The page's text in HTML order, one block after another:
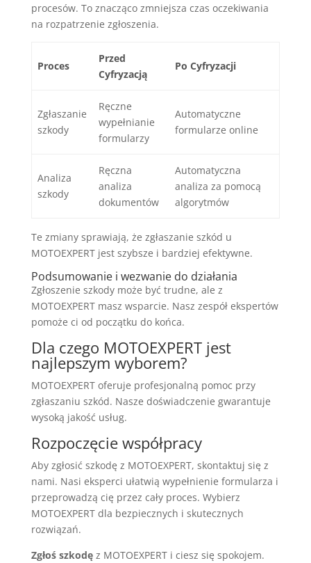
procesów. To znacząco zmniejsza czas oczekiwania
na rozpatrzenie zgłoszenia.
Proces
Przed
Cyfryzacją
Po Cyfryzacji
Zgłaszanie
szkody
Ręczne
wypełnianie
formularzy
Automatyczne
formularze online
Analiza
szkody
Ręczna
analiza
dokumentów
Automatyczna
analiza za pomocą
algorytmów
Te zmiany sprawiają, że zgłaszanie szkód u
MOTOEXPERT jest szybsze i bardziej efektywne.
Podsumowanie i wezwanie do działania
Zgłoszenie szkody może być trudne, ale z
MOTOEXPERT masz wsparcie. Nasz zespół ekspertów
pomoże ci od początku do końca.
Dla czego MOTOEXPERT jest
najlepszym wyborem?
MOTOEXPERT oferuje profesjonalną pomoc przy
zgłaszaniu szkód. Nasze doświadczenie gwarantuje
wysoką jakość usług.
Rozpoczęcie współpracy
Aby zgłosić szkodę z MOTOEXPERT, skontaktuj się z
nami. Nasi eksperci ułatwią wypełnienie formularza i
przeprowadzą cię przez cały proces. Wybierz
MOTOEXPERT dla bezpiecznych i skutecznych
rozwiązań.
Zgłoś szkodęz MOTOEXPERT i ciesz się spokojem.